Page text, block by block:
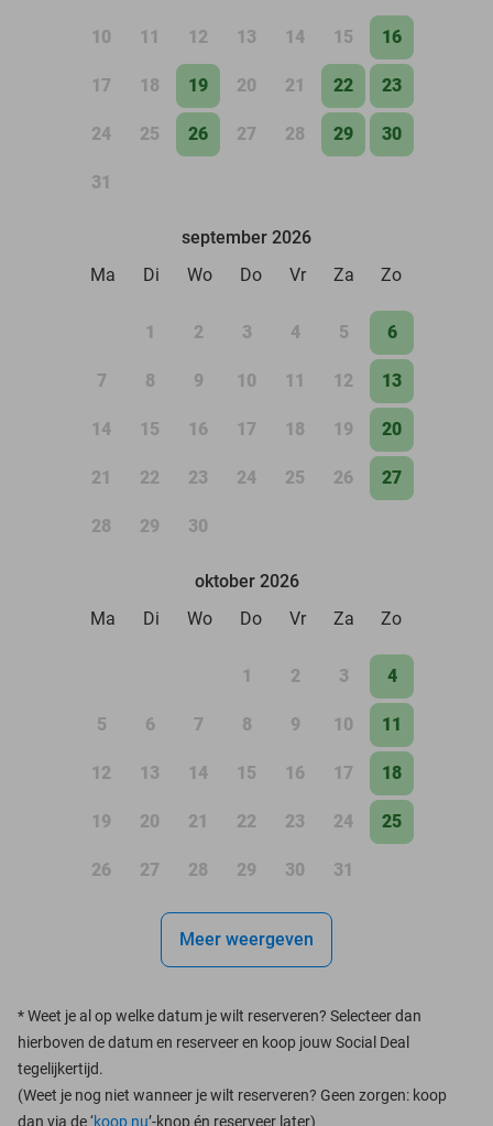
10 11 12 13 14 15 16
17 18 19 20 21 22 23
24 25 26 27 28 29 30
31
september 2026
Ma
Di Wo Do Vr Za Zo
1 2 3 4 5 6
7 8 9 10 11 12 13
14 15 16 17 18 19 20
21 22 23 24 25 26 27
28 29 30
oktober 2026
Ma
Di Wo Do Vr Za Zo
1 2 3 4
5 6 7 8 9 10 11
12 13 14 15 16 17 18
19 20 21 22 23 24 25
26 27 28 29 30 31
Meer weergeven
*Weet je al op welke datum je wilt reserveren? Selecteer dan
hierboven de datum en reserveer en koop jouw Social Deal
tegelijkertijd.
(Weet je nog niet wanneer je wilt reserveren? Geen zorgen: koop
dan via de ‘koop nu’-knop én reserveer later)